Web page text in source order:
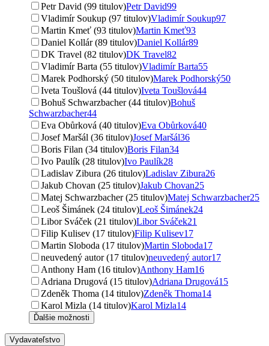
Petr David (99 titulov)Petr David99
Vladimír Soukup (97 titulov)Vladimír Soukup97
Martin Kmeť (93 titulov)Martin Kmeť93
Daniel Kollár (89 titulov)Daniel Kollár89
DK Travel (82 titulov)DK Travel82
Vladimír Barta (55 titulov)Vladimír Barta55
Marek Podhorský (50 titulov)Marek Podhorský50
Iveta Toušlová (44 titulov)Iveta Toušlová44
Bohuš Schwarzbacher (44 titulov)Bohuš
Schwarzbacher44
Eva Obůrková (40 titulov)Eva Obůrková40
Josef Maršál (36 titulov)Josef Maršál36
Boris Filan (34 titulov)Boris Filan34
Ivo Paulík (28 titulov)Ivo Paulík28
Ladislav Zibura (26 titulov)Ladislav Zibura26
Jakub Chovan (25 titulov)Jakub Chovan25
Matej Schwarzbacher (25 titulov)Matej Schwarzbacher25
Leoš Šimánek (24 titulov)Leoš Šimánek24
Libor Sváček (21 titulov)Libor Sváček21
Filip Kulisev (17 titulov)Filip Kulisev17
Martin Sloboda (17 titulov)Martin Sloboda17
neuvedený autor (17 titulov)neuvedený autor17
Anthony Ham (16 titulov)Anthony Ham16
Adriana Drugová (15 titulov)Adriana Drugová15
Zdeněk Thoma (14 titulov)Zdeněk Thoma14
Karol Mizla (14 titulov)Karol Mizla14
Ďalšie možnosti
Vydavateľstvo